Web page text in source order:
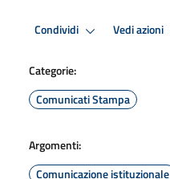
Condividi Vedi azioni
Categorie:
Comunicati Stampa
Argomenti:
Comunicazione istituzionale